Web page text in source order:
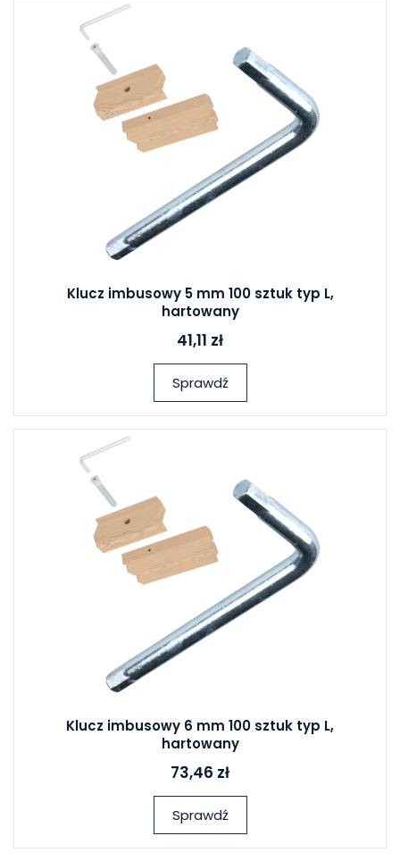
Klucz imbusowy 5 mm 100 sztuk typ L,
hartowany
41,11 zł
Sprawdź
Klucz imbusowy 6 mm 100 sztuk typ L,
hartowany
73,46 zł
Sprawdź